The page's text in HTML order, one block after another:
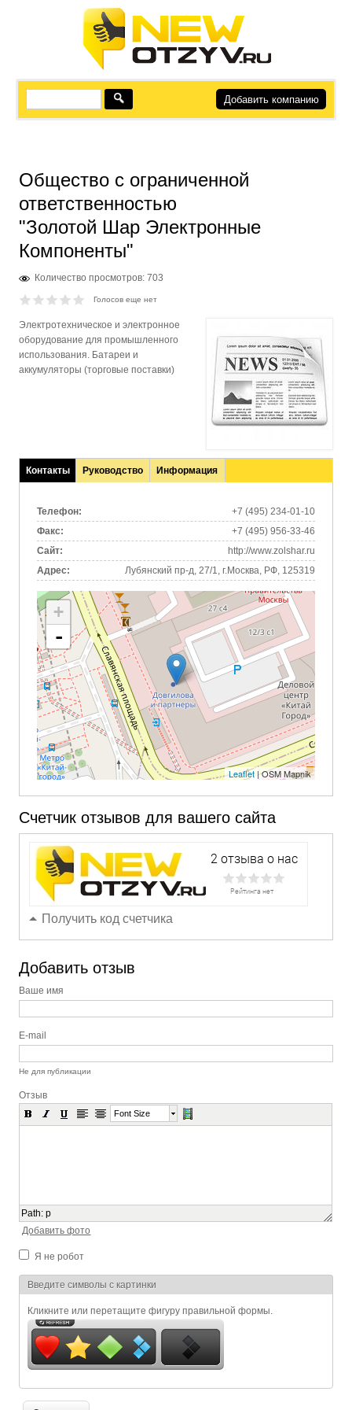
Добавить компанию
Общество с ограниченной
ответственностью
"Золотой Шар Электронные
Компоненты"
Количество просмотров: 703
Голосов еще нет
Электротехническое и электронное
оборудование для промышленного
использования. Батареи и
аккумуляторы (торговые поставки)
Контакты
(активная
Руководство Информация
Телефон:
+7 (495) 234-01-10
Факс:
+7 (495) 956-33-46
Сайт:
http://www.zolshar.ru
Адрес:
Лубянский пр-д, 27/1, г.Москва, РФ, 125319
+
-
Leaflet| OSM Mapnik
Счетчик отзывов для вашего сайта
Получить код счетчика
Добавить отзыв
Ваше имя
E-mail
Не для публикации
Отзыв
Font Size
Path:p
Добавить фото
Я не робот
Я спамер
Введите символы с картинки
Кликните или перетащите фигуру правильной формы.